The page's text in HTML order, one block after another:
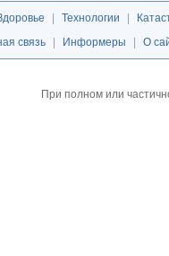
Технологии
связь Информеры О
При полном или